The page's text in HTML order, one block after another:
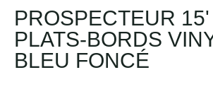
PROSPECTEUR
PLATS-BORDS
BLEU FONCÉ